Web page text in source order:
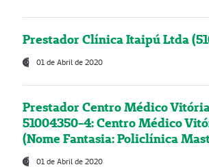
Prestador Clínica Itaipú Ltda
01 de Abril de 2020
Prestador Centro Médico
51004350-4: Centro Médico
(Nome Fantasia: Policlínica
01 de Abril de 2020